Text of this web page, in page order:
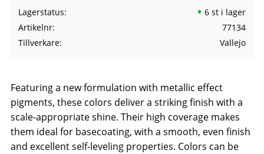
Lagerstatus
6 st i lager
Artikelnr
77134
Tillverkare
Vallejo
Featuring a new formulation with metallic effect
pigments, these colors deliver a striking finish with a
scale-appropriate shine. Their high coverage makes
them ideal for basecoating, with a smooth, even finish
and excellent self-leveling properties. Colors can be